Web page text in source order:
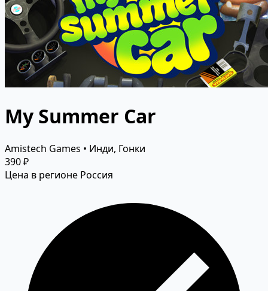
My Summer Car
Amistech Games • Инди, Гонки
390 ₽
Цена в регионе Россия